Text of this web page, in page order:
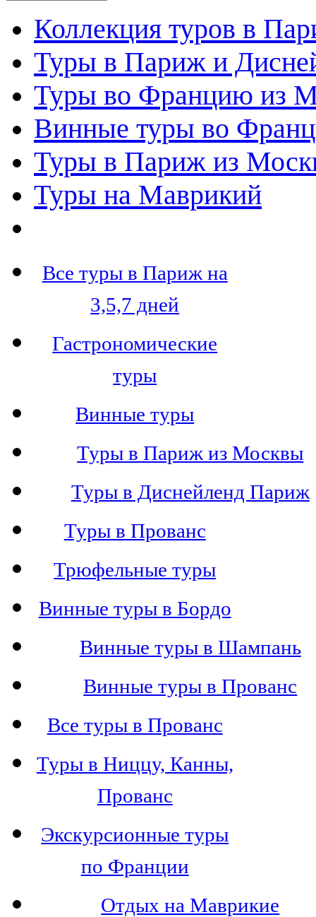
Коллекция туров в
Туры в Париж и
Туры во Францию из
Винные туры во
Туры в Париж из
Туры на Маврикий
Все туры в Париж на
3,5,7 дней
Гастрономические
туры
Винные туры
Туры в Париж из Москвы
Туры в Диснейленд Париж
Туры в Прованс
Трюфельные туры
Винные туры в Бордо
Винные туры в Шампань
Винные туры в Прованс
Все туры в Прованс
Туры в Ниццу, Канны,
Прованс
Экскурсионные туры
по Франции
Отдых на Маврикие